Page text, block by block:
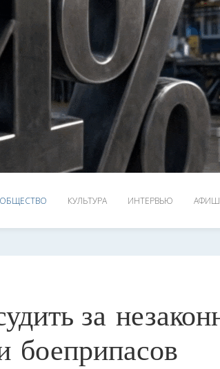
ОБЩЕСТВО КУЛЬТУРА ИНТЕРВЬЮ
за
боеприпасов